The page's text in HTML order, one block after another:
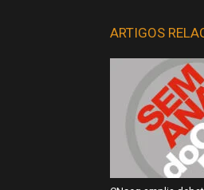
ARTIGOS